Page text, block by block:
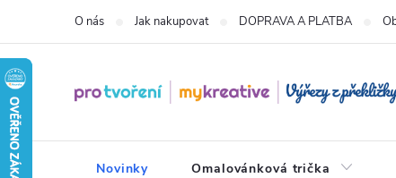
obsah
O nás Jak nakupovat DOPRAVA A PLATBA
Novinky Omalovánková trička